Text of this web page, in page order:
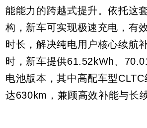
能能力的跨越式提升。依托这
构，新车可实现极速充电，有
时长，解决纯电用户核心续航
时，新车提供61.52kWh、
电池版本，其中高配车型
达630km，兼顾高效补能与长